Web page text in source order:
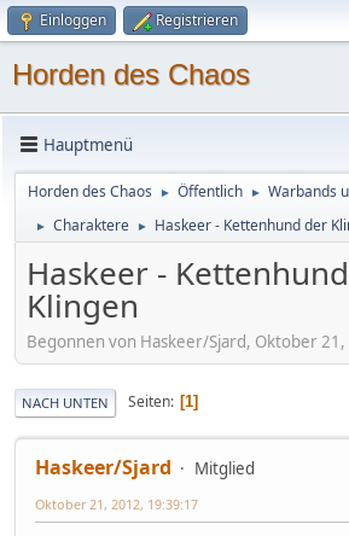
Einloggen Registrieren
Horden des Chaos
Hauptmenü
Horden des Chaos ► Öffentlich ► Warbands
► Charaktere ► Haskeer - Kettenhund der
Haskeer -
Klingen
Begonnen von Haskeer/Sjard, Oktober
NACH UNTEN Seiten 1
Haskeer/Sjard Mitglied
Oktober 21, 2012, 19:39:17